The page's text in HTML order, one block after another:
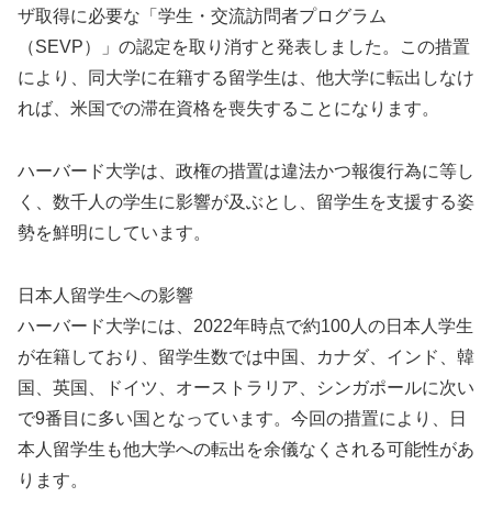
ザ取得に必要な「学生・交流訪問者プログラム
（SEVP）」の認定を取り消すと発表しました。この措置
により、同大学に在籍する留学生は、他大学に転出しなけ
れば、米国での滞在資格を喪失することになります。
ハーバード大学は、政権の措置は違法かつ報復行為に等し
く、数千人の学生に影響が及ぶとし、留学生を支援する姿
勢を鮮明にしています。
日本人留学生への影響
ハーバード大学には、2022年時点で約100人の日本人学生
が在籍しており、留学生数では中国、カナダ、インド、韓
国、英国、ドイツ、オーストラリア、シンガポールに次い
で9番目に多い国となっています。今回の措置により、日
本人留学生も他大学への転出を余儀なくされる可能性があ
ります。